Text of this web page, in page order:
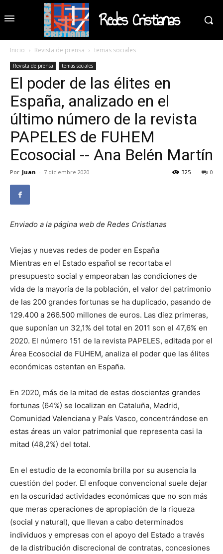
Redes Cristianas
Inicio Revista de prensa temas sociales
Revista de prensa temas sociales
El poder de las élites en
España, analizado en el
último número de la revista
PAPELES de FUHEM
Ecosocial -- Ana Belén Martín
Por Juan - 7 diciembre 2020 0
325
Enviado a la página web de Redes Cristianas
Viejas y nuevas redes de poder en España
Mientras en el Estado español se recortaba el
presupuesto social y empeoraban las condiciones de
vida de la mayoría de la población, el valor del patrimonio
de las 200 grandes fortunas se ha duplicado, pasando de
129.400 a 266.500 millones de euros. Las diez primeras,
que suponían un 32,1% del total en 2011 son el 47,6% en
2020. El número 151 de la revista PAPELES, editada por el
Área Ecosocial de FUHEM, analiza el poder que las élites
económicas ostentan en España.
En 2020, más de la mitad de estas doscientas grandes
fortunas (64%) se localizan en Cataluña, Madrid,
Comunidad Valenciana y País Vasco, concentrándose en
estas áreas un valor patrimonial que representa casi la
mitad (48,2%) del total.
En el estudio de la economía brilla por su ausencia la
cuestión del poder. El enfoque convencional suele dejar
en la oscuridad actividades económicas que no son más
que meras operaciones de apropiación de la riqueza
(social y natural), que llevan a cabo determinados
individuos y empresas con el apoyo del Estado a través
de la distribución discrecional de contratas, concesiones